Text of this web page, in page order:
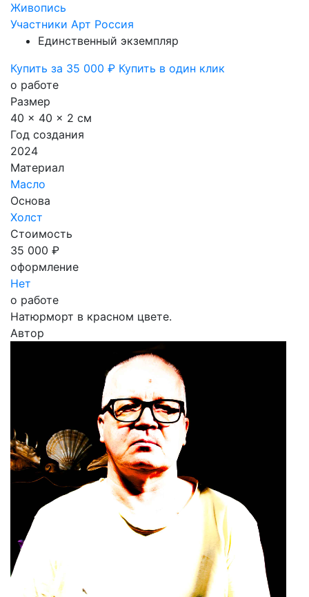
Живопись
Участники Арт Россия
Единственный экземпляр
Купить за 35 000 ₽ Купить в один клик
о работе
Размер
40 x 40 x 2 см
Год создания
2024
Материал
Масло
Основа
Холст
Стоимость
35 000 ₽
оформление
Нет
о работе
Натюрморт в красном цвете.
Автор